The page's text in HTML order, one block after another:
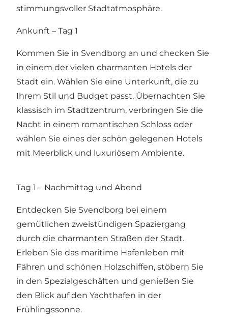
stimmungsvoller Stadtatmosphäre.
Ankunft – Tag 1
Kommen Sie in Svendborg an und checken Sie
in einem der vielen charmanten Hotels der
Stadt ein. Wählen Sie eine Unterkunft, die zu
Ihrem Stil und Budget passt. Übernachten Sie
klassisch im Stadtzentrum, verbringen Sie die
Nacht in einem romantischen Schloss oder
wählen Sie eines der schön gelegenen Hotels
mit Meerblick und luxuriösem Ambiente.
Tag 1 – Nachmittag und Abend
Entdecken Sie Svendborg bei einem
gemütlichen zweistündigen Spaziergang
durch die charmanten Straßen der Stadt.
Erleben Sie das maritime Hafenleben mit
Fähren und schönen Holzschiffen, stöbern Sie
in den Spezialgeschäften und genießen Sie
den Blick auf den Yachthafen in der
Frühlingssonne.